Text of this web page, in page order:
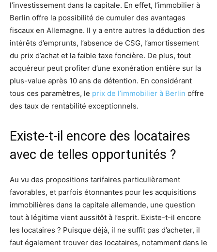
l’investissement dans la capitale. En effet, l’immobilier à
Berlin offre la possibilité de cumuler des avantages
fiscaux en Allemagne. Il y a entre autres la déduction des
intérêts d’emprunts, l’absence de CSG, l’amortissement
du prix d’achat et la faible taxe foncière. De plus, tout
acquéreur peut profiter d’une exonération entière sur la
plus-value après 10 ans de détention. En considérant
tous ces paramètres, le prix de l’immobilier à Berlin offre
des taux de rentabilité exceptionnels.
Existe-t-il encore des locataires
avec de telles opportunités ?
Au vu des propositions tarifaires particulièrement
favorables, et parfois étonnantes pour les acquisitions
immobilières dans la capitale allemande, une question
tout à légitime vient aussitôt à l’esprit. Existe-t-il encore
les locataires ? Puisque déjà, il ne suffit pas d’acheter, il
faut également trouver des locataires, notamment dans le